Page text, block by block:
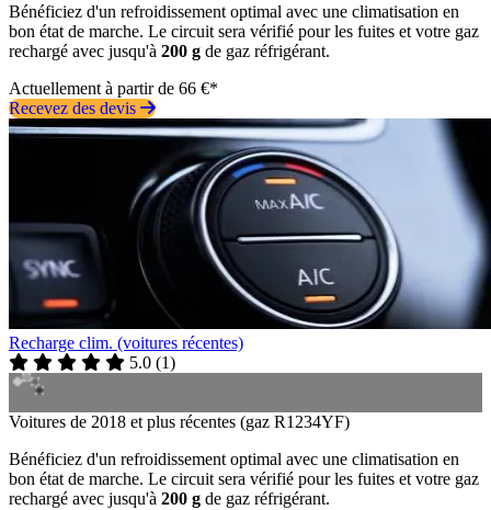
Bénéficiez d'un refroidissement optimal avec une climatisation en
bon état de marche. Le circuit sera vérifié pour les fuites et votre gaz
rechargé avec jusqu'à 200 g de gaz réfrigérant.
Actuellement à partir de 66 €*
Recevez des devis
Recharge clim. (voitures récentes)
5.0 (1)
Voitures de 2018 et plus récentes (gaz R1234YF)
Bénéficiez d'un refroidissement optimal avec une climatisation en
bon état de marche. Le circuit sera vérifié pour les fuites et votre gaz
rechargé avec jusqu'à 200 g de gaz réfrigérant.